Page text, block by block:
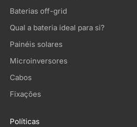
Baterias off-grid
Qual a bateria ideal para si?
Painéis solares
Microinversores
Cabos
Fixações
Políticas